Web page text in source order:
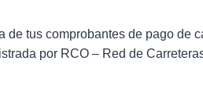
de tus comprobantes de pago de
por RCO – Red de